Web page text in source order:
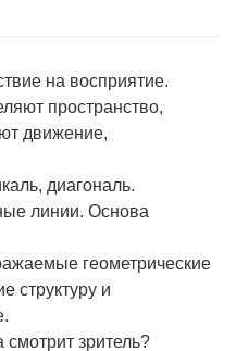
на восприятие.
пространство,
движение,
диагональ.
линии. Основа
геометрические
структуру и
смотрит зритель?